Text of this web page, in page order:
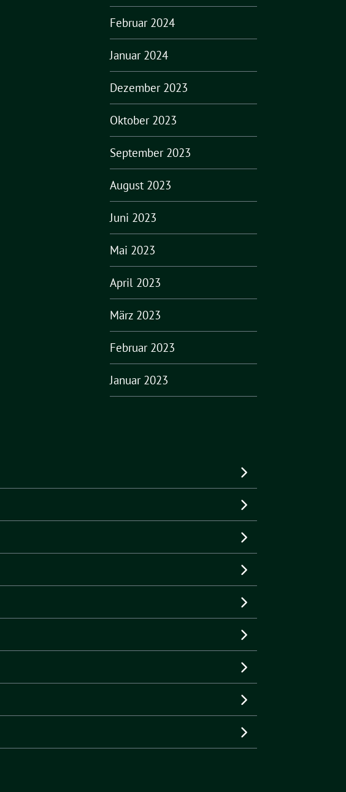
Februar 2024
Januar 2024
Dezember 2023
Oktober 2023
September 2023
August 2023
Juni 2023
Mai 2023
April 2023
März 2023
Februar 2023
Januar 2023